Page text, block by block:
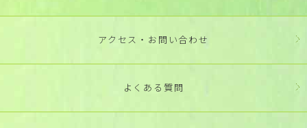
アクセス・お問い合わせ
よくある質問